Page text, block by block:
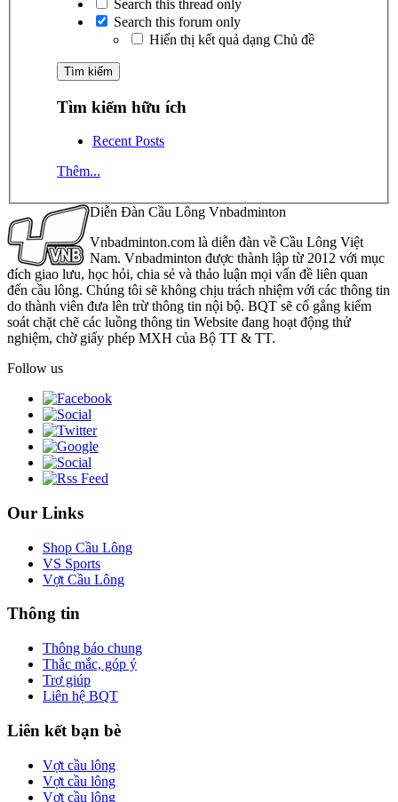
Search this thread only
Search this forum only
Hiển thị kết quả dạng Chủ đề
Tìm kiếm hữu ích
Recent Posts
Thêm...
Diễn Đàn Cầu Lông Vnbadminton
Vnbadminton.com là diễn đàn về Cầu Lông Việt
Nam. Vnbadminton được thành lập từ 2012 với mục
đích giao lưu, học hỏi, chia sẻ và thảo luận mọi vấn đề liên quan
đến cầu lông. Chúng tôi sẽ không chịu trách nhiệm với các thông tin
do thành viên đưa lên trừ thông tin nội bộ. BQT sẽ cố gắng kiểm
soát chặt chẽ các luồng thông tin Website đang hoạt động thử
nghiệm, chờ giấy phép MXH của Bộ TT & TT.
Follow us
Our Links
Shop Cầu Lông
VS Sports
Vợt Cầu Lông
Thông tin
Thông báo chung
Thắc mắc, góp ý
Trợ giúp
Liên hệ BQT
Liên kết bạn bè
Vợt cầu lông
Vợt cầu lông
Vợt cầu lông